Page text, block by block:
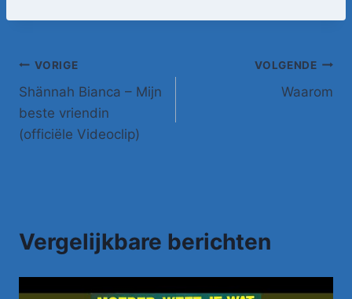
Bericht
navigatie
VORIGE
Shännah Bianca – Mijn
beste vriendin
(officiële Videoclip)
VOLGENDE
Waarom
Vergelijkbare berichten